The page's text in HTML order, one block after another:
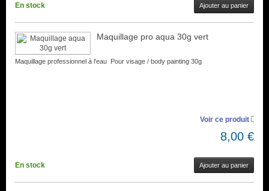
En stock Ajouter au panier
Maquillage pro aqua 30g vert
Maquillage professionnel à l'eau Pour visage / body painting 30g
Voir ce produit
8,00 €
En stock Ajouter au panier